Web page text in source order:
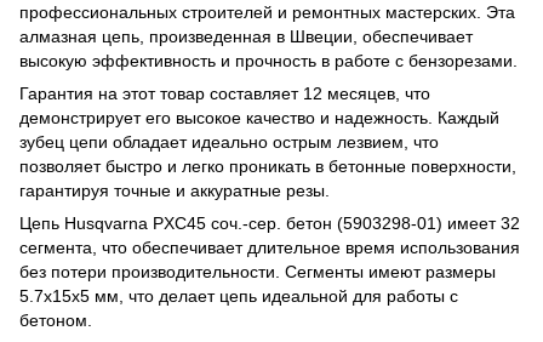
профессиональных строителей и ремонтных мастерских. Эта
алмазная цепь, произведенная в Швеции, обеспечивает
высокую эффективность и прочность в работе с бензорезами.
Гарантия на этот товар составляет 12 месяцев, что
демонстрирует его высокое качество и надежность. Каждый
зубец цепи обладает идеально острым лезвием, что
позволяет быстро и легко проникать в бетонные поверхности,
гарантируя точные и аккуратные резы.
Цепь Husqvarna PXC45 соч.-сер. бетон (5903298-01) имеет 32
сегмента, что обеспечивает длительное время использования
без потери производительности. Сегменты имеют размеры
5.7х15х5 мм, что делает цепь идеальной для работы с
бетоном.